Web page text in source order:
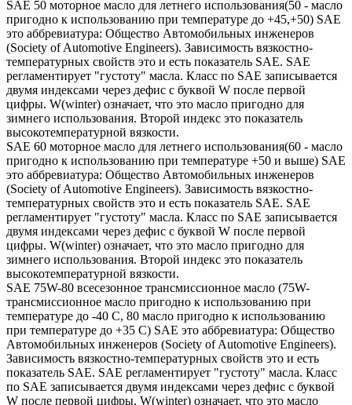
SAE 50 моторное масло для летнего использования(50 - масло
пригодно к использованию при температуре до +45,+50) SAE
это аббревиатура: Общество Автомобильных инженеров
(Society of Automotive Engineers). Зависимость вязкостно-
температурных свойств это и есть показатель SAE. SAE
регламентирует "густоту" масла. Класс по SAE записывается
двумя индексами через дефис с буквой W после первой
цифры. W(winter) означает, что это масло пригодно для
зимнего использования. Второй индекс это показатель
высокотемпературной вязкости.
SAE 60 моторное масло для летнего использования(60 - масло
пригодно к использованию при температуре +50 и выше) SAE
это аббревиатура: Общество Автомобильных инженеров
(Society of Automotive Engineers). Зависимость вязкостно-
температурных свойств это и есть показатель SAE. SAE
регламентирует "густоту" масла. Класс по SAE записывается
двумя индексами через дефис с буквой W после первой
цифры. W(winter) означает, что это масло пригодно для
зимнего использования. Второй индекс это показатель
высокотемпературной вязкости.
SAE 75W-80 всесезонное трансмиссионное масло (75W-
трансмиссионное масло пригодно к использованию при
температуре до -40 С, 80 масло пригодно к использованию
при температуре до +35 С) SAE это аббревиатура: Общество
Автомобильных инженеров (Society of Automotive Engineers).
Зависимость вязкостно-температурных свойств это и есть
показатель SAE. SAE регламентирует "густоту" масла. Класс
по SAE записывается двумя индексами через дефис с буквой
W после первой цифры. W(winter) означает, что это масло